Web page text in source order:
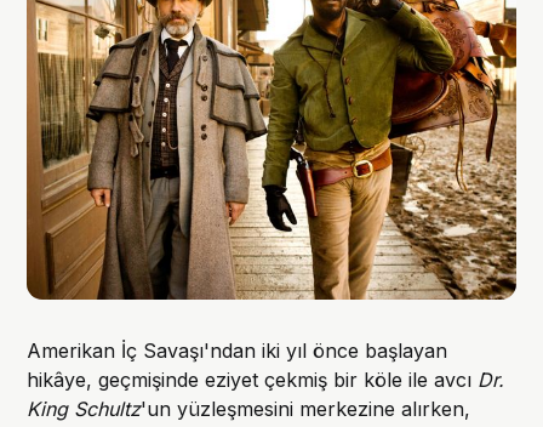
Amerikan İç Savaşı'ndan iki yıl önce başlayan
hikâye, geçmişinde eziyet çekmiş bir köle ile avcı Dr.
King Schultz'un yüzleşmesini merkezine alırken,